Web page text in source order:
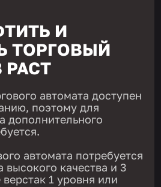
И
ТОРГОВЫЙ
РАСТ
автомата доступен
поэтому для
дополнительного
автомата потребуется
высокого качества и 3
1 уровня или